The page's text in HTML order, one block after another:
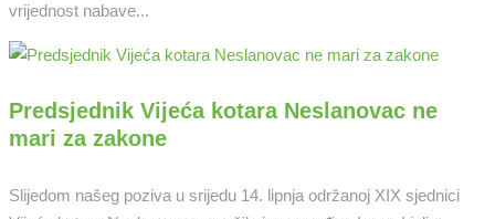
vrijednost nabave...
Predsjednik Vijeća kotara Neslanovac ne
mari za zakone
Slijedom našeg poziva u srijedu 14. lipnja održanoj XIX sjednici